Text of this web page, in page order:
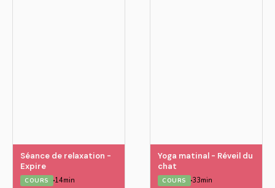
Séance de relaxation -
Expire
COURS 14min
Yoga matinal - Réveil du
chat
COURS 33min